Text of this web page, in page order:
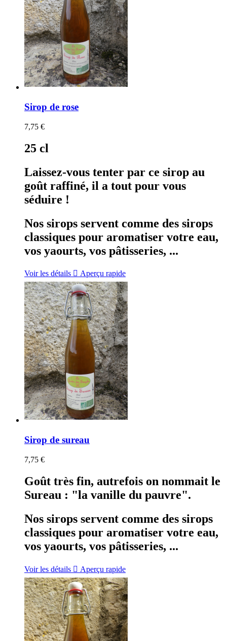
Sirop de rose
7,75 €
25 cl
Laissez-vous tenter par ce sirop au
goût raffiné, il a tout pour vous
séduire !
Nos sirops servent comme des sirops
classiques pour aromatiser votre eau,
vos yaourts, vos pâtisseries, ...
Voir les détails  Aperçu rapide
Sirop de sureau
7,75 €
Goût très fin, autrefois on nommait le
Sureau : "la vanille du pauvre".
Nos sirops servent comme des sirops
classiques pour aromatiser votre eau,
vos yaourts, vos pâtisseries, ...
Voir les détails  Aperçu rapide